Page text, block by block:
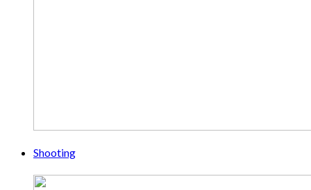
Shooting